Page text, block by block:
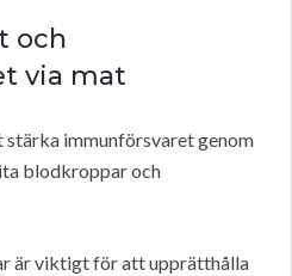
och
via mat
immunförsvaret genom
blodkroppar och
är viktigt för att upprätthålla